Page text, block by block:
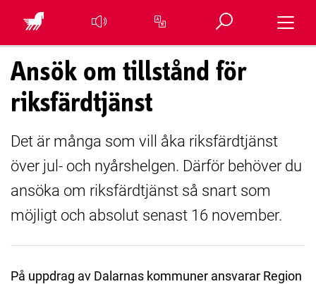
Översätt sidan Öppna
Ansök om tillstånd för
riksfärdtjänst
Det är många som vill åka riksfärdtjänst
över jul- och nyårshelgen. Därför behöver du
ansöka om riksfärdtjänst så snart som
möjligt och absolut senast 16 november.
På uppdrag av Dalarnas kommuner ansvarar Region